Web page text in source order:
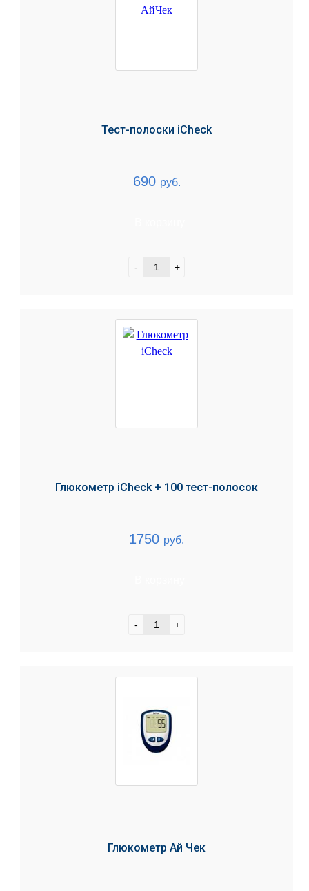
Тест-полоски iCheck
690 руб.
- +
Глюкометр iCheсk + 100 тест-полосок
1750 руб.
- +
Глюкометр Ай Чек